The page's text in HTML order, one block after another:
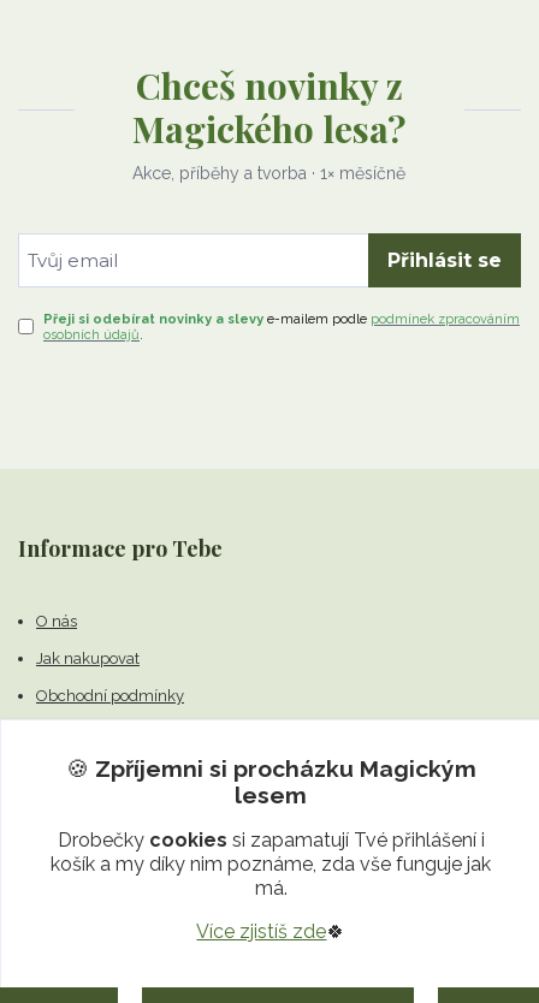
Chceš novinky z
Magického lesa?
Akce, příběhy a tvorba · 1× měsíčně
Přihlásit se
Přeji si odebírat novinky a slevy e-mailem podle podmínek zpracováním
osobních údajů.
Informace pro Tebe
O nás
Jak nakupovat
Obchodní podmínky
Příběhy Magického lesa
Příběhy Magického lesa
Kdo Tě provede světem Magického lesa?
🍪 Zpříjemni si procházku Magickým
lesem
Drobečky cookies si zapamatují Tvé přihlášení i
košík a my díky nim poznáme, zda vše funguje jak
má.
Více zjistíš zde🍀